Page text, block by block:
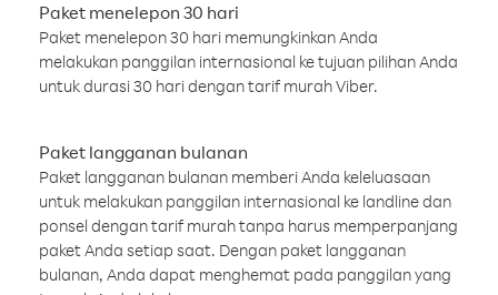
Paket menelepon 30 hari
Paket menelepon 30 hari memungkinkan Anda
melakukan panggilan internasional ke tujuan pilihan Anda
untuk durasi 30 hari dengan tarif murah Viber.
Paket langganan bulanan
Paket langganan bulanan memberi Anda keleluasaan
untuk melakukan panggilan internasional ke landline dan
ponsel dengan tarif murah tanpa harus memperpanjang
paket Anda setiap saat. Dengan paket langganan
bulanan, Anda dapat menghemat pada panggilan yang